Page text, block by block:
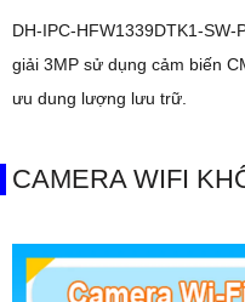
DH-IPC-HFW1339DTK1-
giải 3MP sử dụng cảm biến
ưu dung lượng lưu trữ.
CAMERA WIFI